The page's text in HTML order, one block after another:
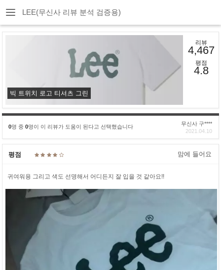
LEE(무신사 리뷰 분석 검증용)
빅 트위치 로고 티셔츠 그린
리뷰
4,467
평점
4.8
0명 중 0명이 이 리뷰가 도움이 된다고 선택했습니다
무신사 구****
2021.04.10
평점 맘에 들어요
귀여워용 그리고 색도 선명해서 어디든지 잘 입을 것 같아요!!